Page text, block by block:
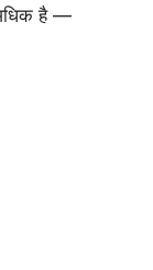
अधिक है —